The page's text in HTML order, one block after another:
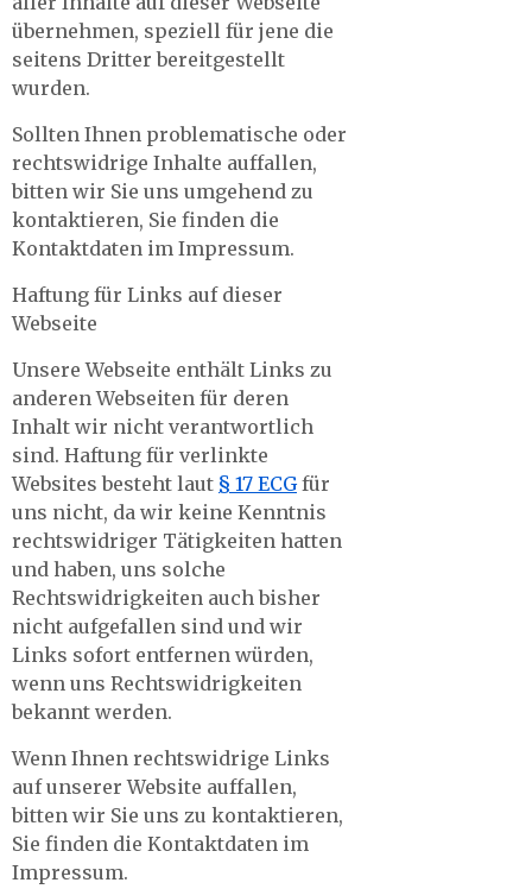
übernehmen, speziell für jene die
seitens Dritter bereitgestellt
wurden.
Sollten Ihnen problematische oder
rechtswidrige Inhalte auffallen,
bitten wir Sie uns umgehend zu
kontaktieren, Sie finden die
Kontaktdaten im Impressum.
Haftung für Links auf dieser
Webseite
Unsere Webseite enthält Links zu
anderen Webseiten für deren
Inhalt wir nicht verantwortlich
sind. Haftung für verlinkte
Websites besteht laut § 17 ECGfür
uns nicht, da wir keine Kenntnis
rechtswidriger Tätigkeiten hatten
und haben, uns solche
Rechtswidrigkeiten auch bisher
nicht aufgefallen sind und wir
Links sofort entfernen würden,
wenn uns Rechtswidrigkeiten
bekannt werden.
Wenn Ihnen rechtswidrige Links
auf unserer Website auffallen,
bitten wir Sie uns zu kontaktieren,
Sie finden die Kontaktdaten im
Impressum.